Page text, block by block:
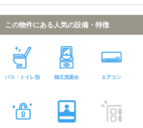
この物件にある人気の設備・特徴
バス・トイレ別 独立洗面台 エアコン